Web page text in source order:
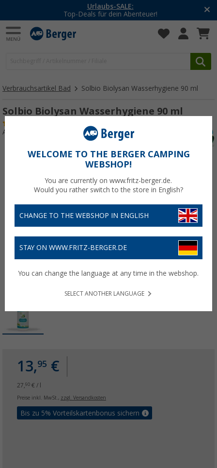
Urlaubs-SALE:
Top-Deals für dein Abenteuer!
Verbrauchsartikel Bad Solbio Biolysan Wasserhygiene 90 ml
Solbio Biolysan Wasserhygiene 90 ml
Art.-Nr.: 002192
13,95 €
27,90 € / l
Preise inkl. MwSt., zzgl. Versandkosten
Bis zu 5% Vorteilskartenbonus sichern
WELCOME TO THE BERGER CAMPING
WEBSHOP!
You are currently on www.fritz-berger.de.
Would you rather switch to the store in English?
CHANGE TO THE WEBSHOP IN ENGLISH
STAY ON WWW.FRITZ-BERGER.DE
You can change the language at any time in the webshop.
SELECT ANOTHER LANGUAGE